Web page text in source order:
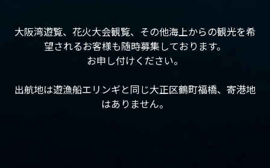
大阪湾遊覧、花火大会観覧、その他海上からの観光を希
望されるお客様も随時募集しております。
お申し付けください。
出航地は遊漁船エリンギと同じ大正区鶴町福橋、寄港地
はありません。